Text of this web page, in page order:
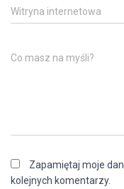
Witryna internetowa
Co masz na myśli?
Zapamiętaj moje
kolejnych komentarzy.